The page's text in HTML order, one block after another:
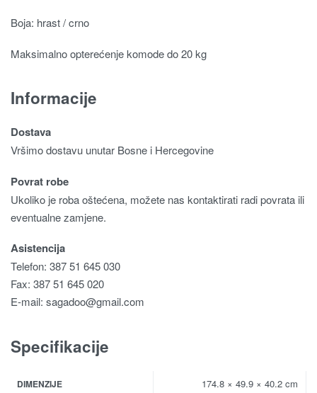
Boja: hrast / crno
Maksimalno opterećenje komode do 20 kg
Informacije
Dostava
Vršimo dostavu unutar Bosne i Hercegovine
Povrat robe
Ukoliko je roba oštećena, možete nas kontaktirati radi povrata ili
eventualne zamjene.
Asistencija
Telefon: 387 51 645 030
Fax: 387 51 645 020
E-mail: sagadoo@gmail.com
Specifikacije
DIMENZIJE 174.8 × 49.9 × 40.2 cm